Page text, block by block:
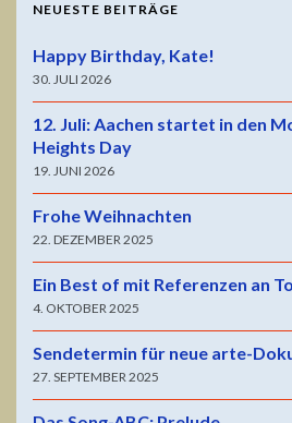
NEUESTE BEITRÄGE
Happy Birthday, Kate!
30. JULI 2026
12. Juli: Aachen startet in den
Heights Day
19. JUNI 2026
Frohe Weihnachten
22. DEZEMBER 2025
Ein Best of mit Referenzen an
4. OKTOBER 2025
Sendetermin für neue arte-
27. SEPTEMBER 2025